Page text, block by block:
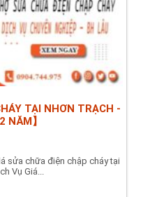
TẠI NHƠN TRẠCH -
NĂM】
sửa chữa điện chập cháy tại
Vụ Giá...